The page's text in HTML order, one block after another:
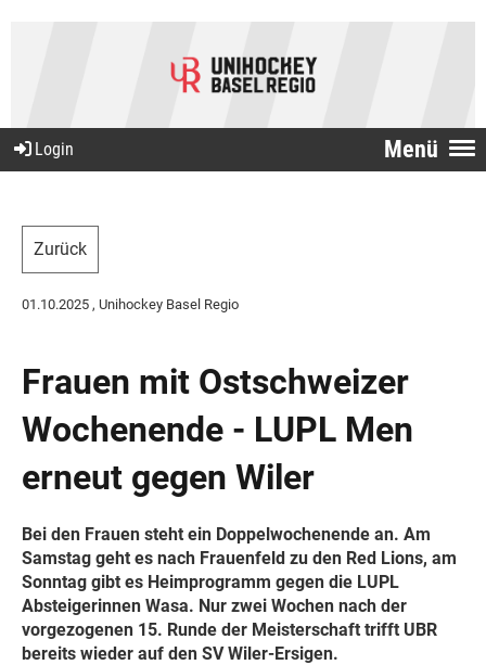
Menü
Login
Zurück
01.10.2025 , Unihockey Basel Regio
Frauen mit Ostschweizer
Wochenende - LUPL Men
erneut gegen Wiler
Bei den Frauen steht ein Doppelwochenende an. Am
Samstag geht es nach Frauenfeld zu den Red Lions, am
Sonntag gibt es Heimprogramm gegen die LUPL
Absteigerinnen Wasa. Nur zwei Wochen nach der
vorgezogenen 15. Runde der Meisterschaft trifft UBR
bereits wieder auf den SV Wiler-Ersigen.